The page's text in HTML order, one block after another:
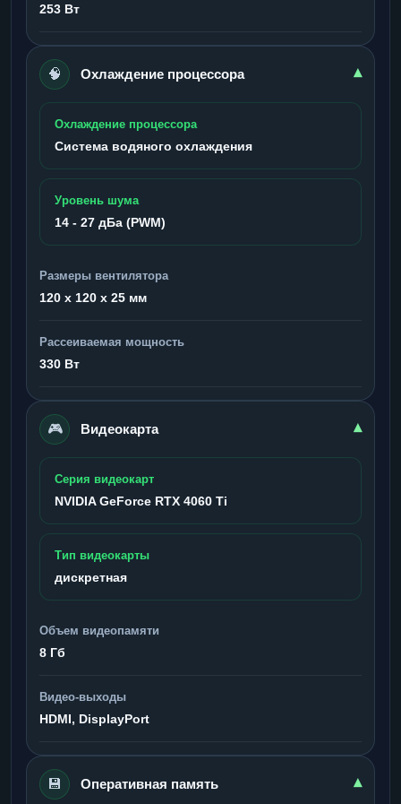
253 Вт
🧠 Охлаждение процессора ▾
Охлаждение процессора
Система водяного охлаждения
Уровень шума
14 - 27 дБа (PWM)
Размеры вентилятора
120 x 120 x 25 мм
Рассеиваемая мощность
330 Вт
🎮 Видеокарта ▾
Серия видеокарт
NVIDIA GeForce RTX 4060 Ti
Тип видеокарты
дискретная
Объем видеопамяти
8 Гб
Видео-выходы
HDMI, DisplayPort
💾 Оперативная память ▾